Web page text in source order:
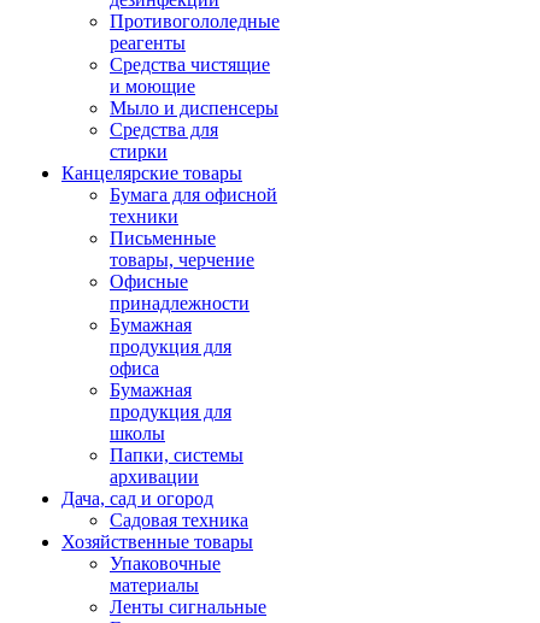
Противогололедные
реагенты
Средства чистящие
и моющие
Мыло и диспенсеры
Средства для
стирки
Канцелярские товары
Бумага для офисной
техники
Письменные
товары, черчение
Офисные
принадлежности
Бумажная
продукция для
офиса
Бумажная
продукция для
школы
Папки, системы
архивации
Дача, сад и огород
Садовая техника
Хозяйственные товары
Упаковочные
материалы
Ленты сигнальные